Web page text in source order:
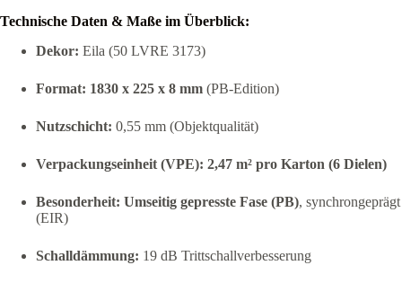
Technische Daten & Maße im Überblick:
Dekor: Eila (50 LVRE 3173)
Format: 1830 x 225 x 8 mm (PB-Edition)
Nutzschicht: 0,55 mm (Objektqualität)
Verpackungseinheit (VPE): 2,47 m² pro Karton (6 Dielen)
Besonderheit: Umseitig gepresste Fase (PB), synchrongeprägt
(EIR)
Schalldämmung: 19 dB Trittschallverbesserung